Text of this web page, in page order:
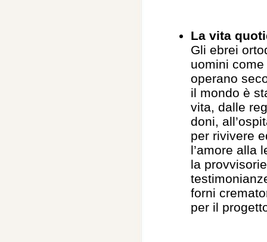
La vita
Gli ebrei
uomini
operano
il mondo è
vita, dalle
doni,
per rivivere
l’amore alla
la
forni
per il